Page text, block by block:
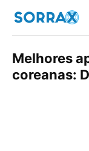
Melhores
coreanas: